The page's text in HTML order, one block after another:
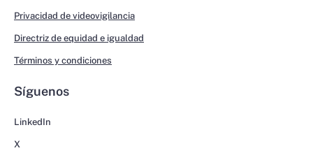
Privacidad de videovigilancia
Directriz de equidad e igualdad
Términos y condiciones
Síguenos
LinkedIn
X